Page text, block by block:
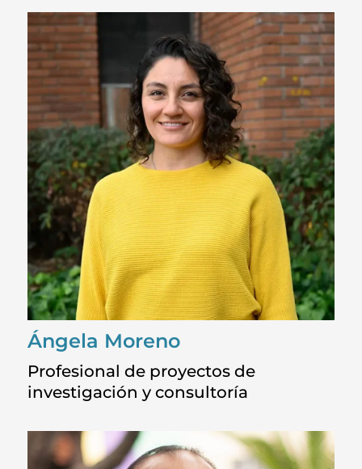
Ángela Moreno
Profesional de proyectos de
investigación y consultoría